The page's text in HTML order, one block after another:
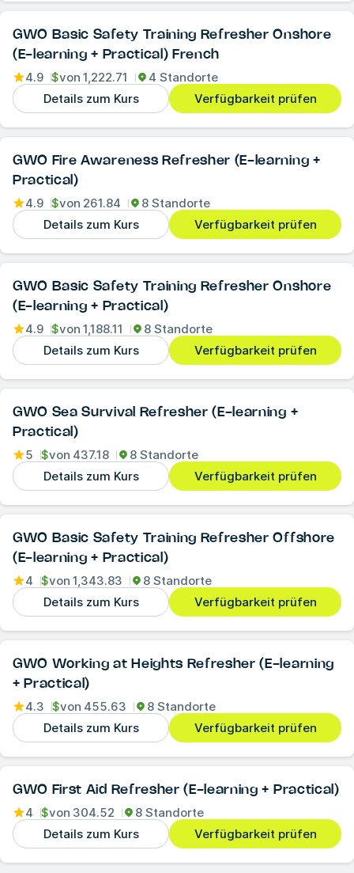
GWO Basic Safety Training Refresher Onshore
(E-learning + Practical) French
4.9 $von 1,222.71
4 Standorte
Details zum Kurs
Verfügbarkeit prüfen
GWO Fire Awareness Refresher (E-learning +
Practical)
4.9 $von 261.84
8 Standorte
Details zum Kurs
Verfügbarkeit prüfen
GWO Basic Safety Training Refresher Onshore
(E-learning + Practical)
4.9 $von 1,188.11
8 Standorte
Details zum Kurs
Verfügbarkeit prüfen
GWO Sea Survival Refresher (E-learning +
Practical)
5 $von 437.18
8 Standorte
Details zum Kurs
Verfügbarkeit prüfen
GWO Basic Safety Training Refresher Offshore
(E-learning + Practical)
4 $von 1,343.83
8 Standorte
Details zum Kurs
Verfügbarkeit prüfen
GWO Working at Heights Refresher (E-learning
+ Practical)
4.3 $von 455.63
8 Standorte
Details zum Kurs
Verfügbarkeit prüfen
GWO First Aid Refresher (E-learning + Practical)
4 $von 304.52
8 Standorte
Details zum Kurs
Verfügbarkeit prüfen